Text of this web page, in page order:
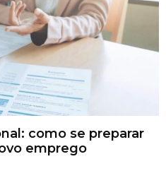
como se preparar
emprego